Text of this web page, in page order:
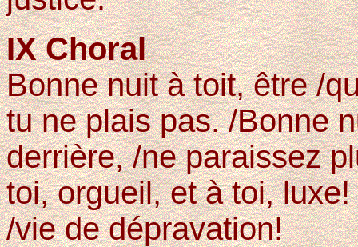
IX Choral
Bonne nuit à toit, être /
tu ne plais pas. /Bonne
derrière, /ne paraissez
toi, orgueil, et à toi,
/vie de dépravation!